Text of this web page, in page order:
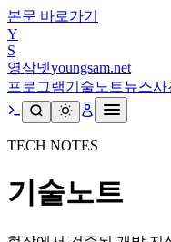
본문 바로가기
Y
S
영삼넷youngsam.net
프로그램기술노트뉴스사
TECH NOTES
기술노트